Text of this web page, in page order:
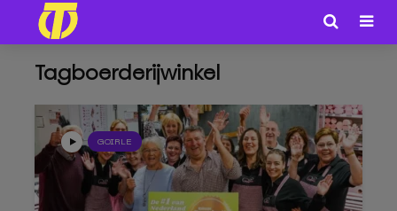
Tagboerderijwinkel
GOIRLE